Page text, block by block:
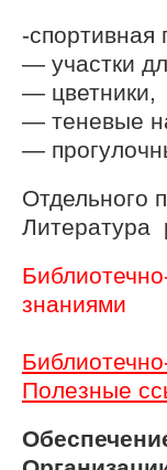
-спортивная
— участки
— цветники,
— теневые
—
Отдельного
Литература
знаниями
Полезные